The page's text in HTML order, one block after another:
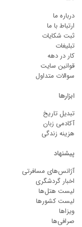
درباره ما
ارتباط با ما
ثبت شکایات
تبلیغات
کار در دهه
قوانین سایت
سوالات متداول
ابزارها
تبدیل تاریخ
آکادمی زبان
هزینه زندگی
پیشنهاد
آژانس‌های مسافرتی
اخبار گردشگری
لیست هتل‌ها
لیست کشورها
ویزاها
صرافی‌ها